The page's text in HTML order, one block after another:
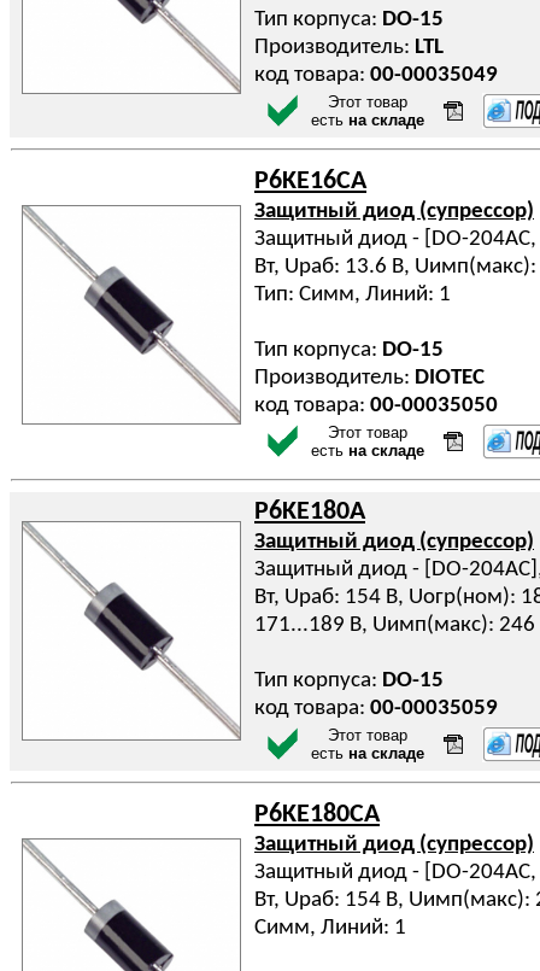
Тип корпуса: DO-15
Производитель: LTL
код товара: 00-00035049
Этот товар
есть на складе
P6KE16CA
Защитный диод (супрессор)
Защитный диод - [DO-
Вт, Uраб: 13.6 В,
Тип: Симм, Линий: 1
Тип корпуса: DO-15
Производитель: DIOTEC
код товара: 00-00035050
Этот товар
есть на складе
P6KE180A
Защитный диод (супрессор)
Защитный диод - [DO-
Вт, Uраб: 154 В, Uогр(ном):
171...189 В, Uимп(макс): 246
Тип корпуса: DO-15
код товара: 00-00035059
Этот товар
есть на складе
P6KE180CA
Защитный диод (супрессор)
Защитный диод - [DO-
Вт, Uраб: 154 В,
Симм, Линий: 1